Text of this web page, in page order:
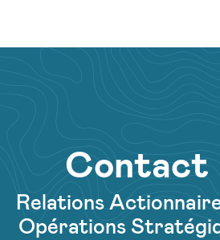
Contact
Relations
Opérations